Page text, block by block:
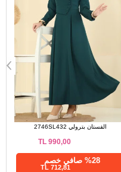
الفستان نمط 2 زيتي 7575ERK1158
1.500,02
%76 صافي خصم
360,01 TL